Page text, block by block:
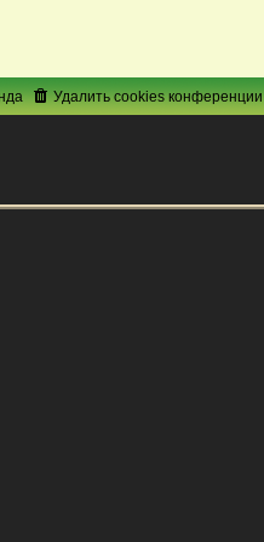
Удалить cookies конференции